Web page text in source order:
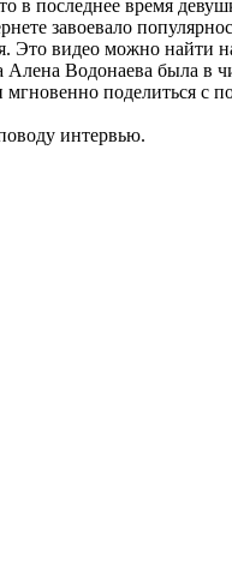
последнее время
завоевало
Это видео можно найти
Алена Водонаева была в
поделиться с
интервью.